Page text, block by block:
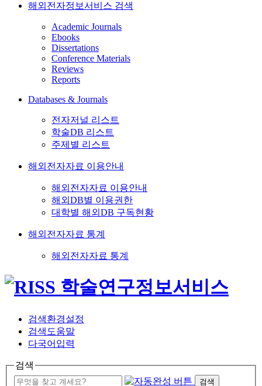
해외전자정보서비스 검색
Academic Journals
Ebooks
Dissertations
Conference Materials
Reviews
Reports
Databases & Journals
전자저널 리스트
학술DB 리스트
주제별 리스트
해외전자자료 이용안내
해외전자자료 이용안내
해외DB별 이용권한
대학별 해외DB 구독현황
해외전자자료 통계
해외전자자료 통계
검색환경설정
검색도움말
다국어입력
검색
검색